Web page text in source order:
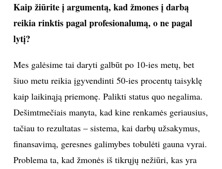
Kaip žiūrite į argumentą, kad žmones į darbą
reikia rinktis pagal profesionalumą, o ne pagal
lytį?
Mes galėsime tai daryti galbūt po 10-ies metų, bet
šiuo metu reikia įgyvendinti 50-ies procentų taisyklę
kaip laikinąją priemonę. Palikti status quo negalima.
Dešimtmečiais manyta, kad kine renkamės geriausius,
tačiau to rezultatas – sistema, kai darbų užsakymus,
finansavimą, geresnes galimybes tobulėti gauna vyrai.
Problema ta, kad žmonės iš tikrųjų nežiūri, kas yra